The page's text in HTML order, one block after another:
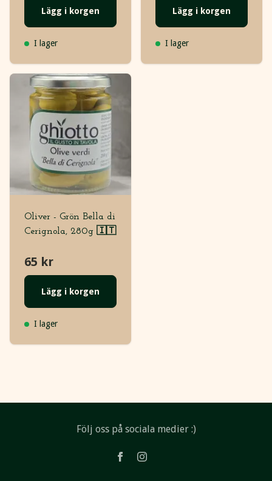
Lägg i korgen
I lager
Lägg i korgen
I lager
Oliver - Grön Bella di
Cerignola, 280g 🇮🇹
65 kr
Lägg i korgen
I lager
Följ oss på sociala medier :)